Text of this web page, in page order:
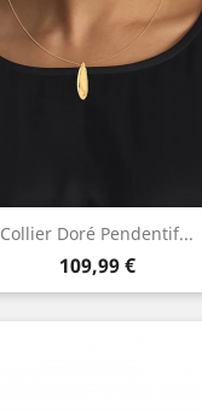
Collier Doré Pendentif...
Prix
109,99 €